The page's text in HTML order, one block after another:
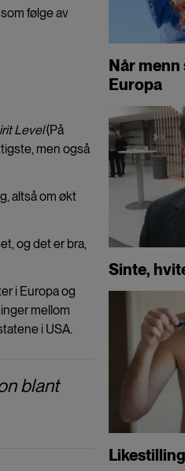
følge av
Level(På
men også
altså om økt
og det er bra,
i Europa og
mellom
i USA.
blant
Når menn
Europa
Sinte,